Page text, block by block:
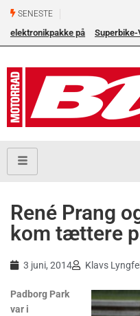
SENESTE
Superbike-VM skifter til
René Prang
kom tættere
3 juni, 2014 Klavs
Padborg Park
var i